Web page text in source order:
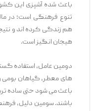
باعث شده آشپزی این
تنوع فرهنگی است؛ در
هم زندگی کرده ‌اند و
هیجان ‌انگیز است.
دومین عامل، استفاده
های معطر، گیاهان بومی و
باعث می‌ شود حتی ساده
باشند. سومین دلیل،